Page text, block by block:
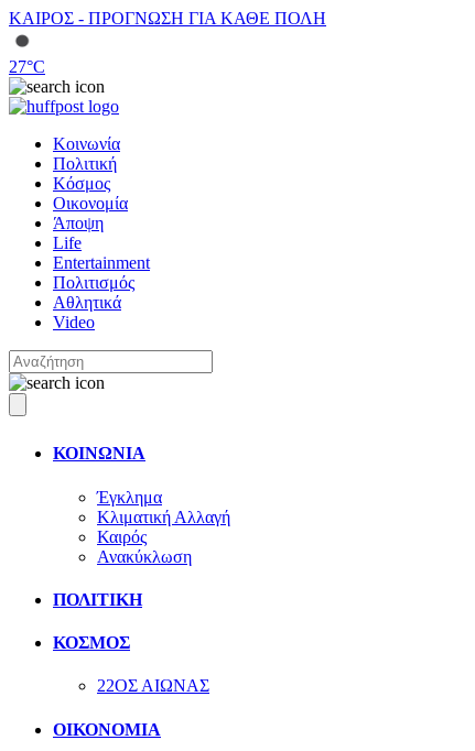
ΚΑΙΡΟΣ - ΠΡΟΓΝΩΣΗ ΓΙΑ ΚΑΘΕ ΠΟΛΗ
27°C
Κοινωνία
Πολιτική
Κόσμος
Οικονομία
Άποψη
Life
Entertainment
Πολιτισμός
Αθλητικά
Video
ΚΟΙΝΩΝΙΑ
Έγκλημα
Κλιματική Αλλαγή
Καιρός
Ανακύκλωση
ΠΟΛΙΤΙΚΗ
ΚΟΣΜΟΣ
22ΟΣ ΑΙΩΝΑΣ
ΟΙΚΟΝΟΜΙΑ